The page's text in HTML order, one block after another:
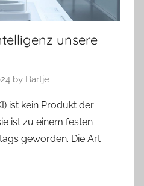
unsere
by Bartje
ist kein Produkt der
ist zu einem festen
geworden. Die Art